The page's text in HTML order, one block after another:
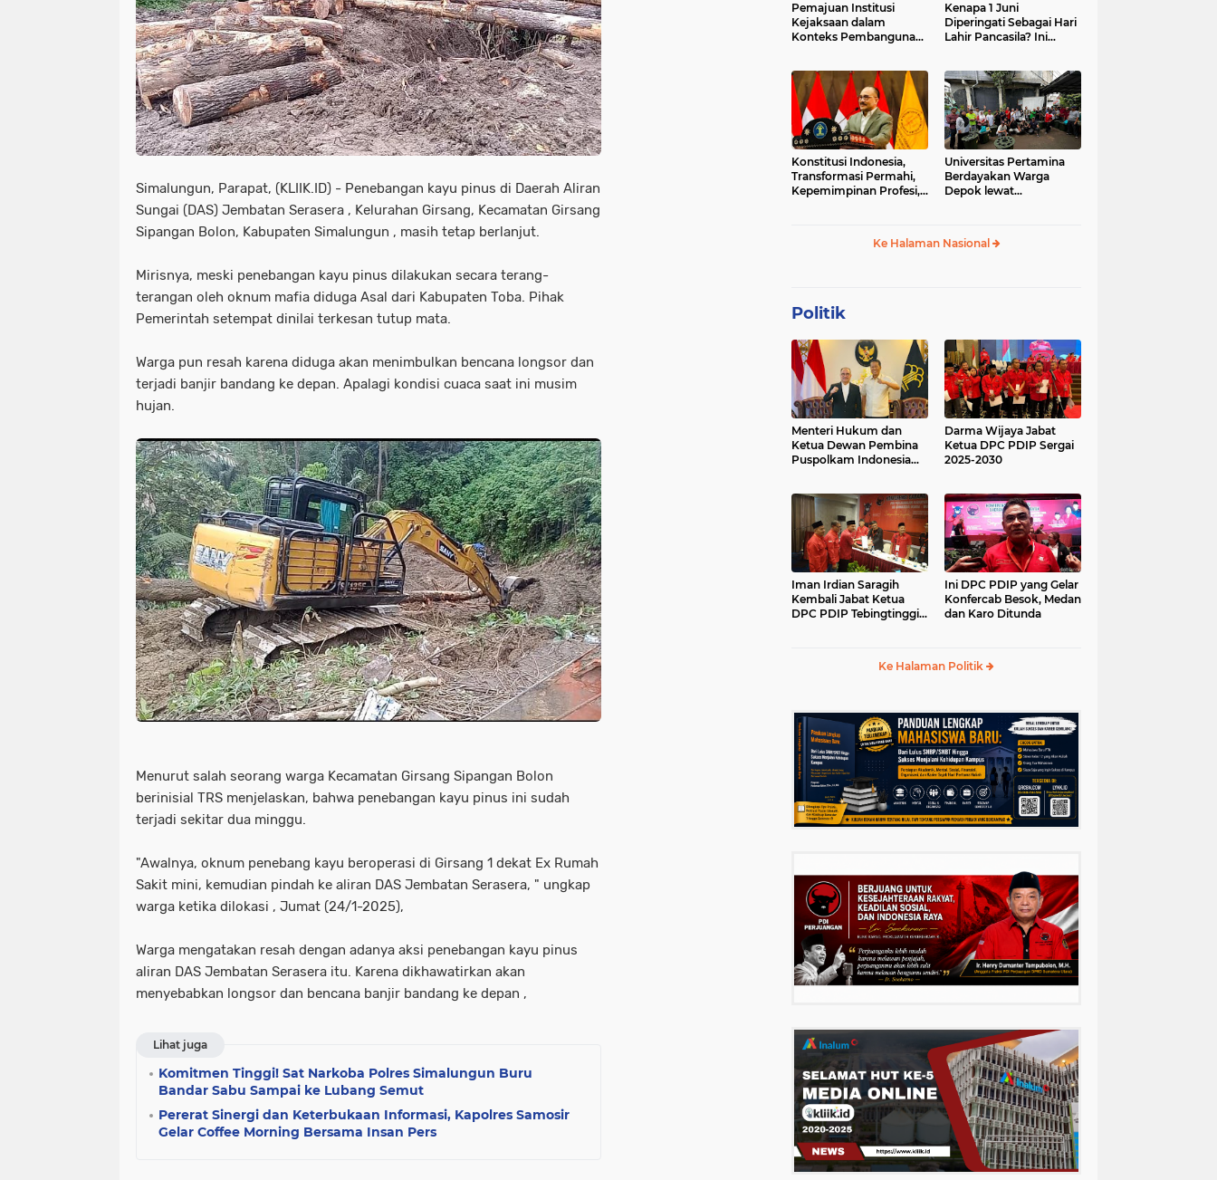
Simalungun, Parapat, (KLIIK.ID) - Penebangan kayu pinus di Daerah Aliran
Sungai (DAS) Jembatan Serasera , Kelurahan Girsang, Kecamatan Girsang
Sipangan Bolon, Kabupaten Simalungun , masih tetap berlanjut.
Mirisnya, meski penebangan kayu pinus dilakukan secara terang-
terangan oleh oknum mafia diduga Asal dari Kabupaten Toba. Pihak
Pemerintah setempat dinilai terkesan tutup mata.
Warga pun resah karena diduga akan menimbulkan bencana longsor dan
terjadi banjir bandang ke depan. Apalagi kondisi cuaca saat ini musim
hujan.
Menurut salah seorang warga Kecamatan Girsang Sipangan Bolon
berinisial TRS menjelaskan, bahwa penebangan kayu pinus ini sudah
terjadi sekitar dua minggu.
"Awalnya, oknum penebang kayu beroperasi di Girsang 1 dekat Ex Rumah
Sakit mini, kemudian pindah ke aliran DAS Jembatan Serasera, " ungkap
warga ketika dilokasi , Jumat (24/1-2025),
Warga mengatakan resah dengan adanya aksi penebangan kayu pinus
aliran DAS Jembatan Serasera itu. Karena dikhawatirkan akan
menyebabkan longsor dan bencana banjir bandang ke depan ,
Lihat juga
Komitmen Tinggi! Sat Narkoba Polres Simalungun Buru
Bandar Sabu Sampai ke Lubang Semut
Pererat Sinergi dan Keterbukaan Informasi, Kapolres Samosir
Gelar Coffee Morning Bersama Insan Pers
Pemajuan Institusi
Kejaksaan dalam
Konteks Pembangunan
Kenapa 1 Juni
Diperingati Sebagai Hari
Lahir Pancasila? Ini
Konstitusi Indonesia,
Transformasi Permahi,
Kepemimpinan Profesi,
Universitas Pertamina
Berdayakan Warga
Depok lewat
Ke Halaman Nasional
Politik
Menteri Hukum dan
Ketua Dewan Pembina
Puspolkam Indonesia
Beserta Agenda
Reformatif dan
Transformatif dalam
Pembangunan Negara
Hukum dan
Kelembagaan
Kementerian Hukum
Darma Wijaya Jabat
Ketua DPC PDIP Sergai
2025-2030
Iman Irdian Saragih
Kembali Jabat Ketua
DPC PDIP Tebingtinggi
Ini DPC PDIP yang Gelar
Konfercab Besok, Medan
dan Karo Ditunda
Ke Halaman Politik